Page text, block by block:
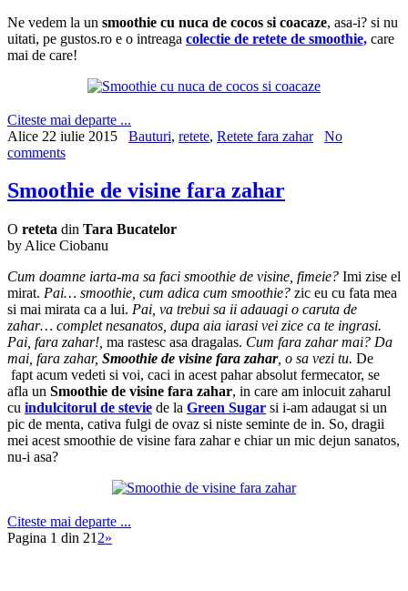
Ne vedem la un smoothie cu nuca de cocos si coacaze, asa-i? si nu
uitati, pe gustos.ro e o intreaga colectie de retete de smoothie, care
mai de care!
Citeste mai departe ...
Alice 22 iulie 2015 Bauturi, retete, Retete fara zahar
No
comments
Smoothie de visine fara zahar
O reteta din Tara Bucatelor
by Alice Ciobanu
Cum doamne iarta-ma sa faci smoothie de visine, fimeie? Imi zise el
mirat. Pai… smoothie, cum adica cum smoothie? zic eu cu fata mea
si mai mirata ca a lui. Pai, va trebui sa ii adauagi o caruta de
zahar… complet nesanatos, dupa aia iarasi vei zice ca te ingrasi.
Pai, fara zahar!, ma rastesc asa dragalas. Cum fara zahar mai? Da
mai, fara zahar, Smoothie de visine fara zahar, o sa vezi tu. De
fapt acum vedeti si voi, caci in acest pahar absolut fermecator, se
afla un Smoothie de visine fara zahar, in care am inlocuit zaharul
cu indulcitorul de stevie de la Green Sugar si i-am adaugat si un
pic de menta, cativa fulgi de ovaz si niste seminte de in. So, dragii
mei acest smoothie de visine fara zahar e chiar un mic dejun sanatos,
nu-i asa?
Citeste mai departe ...
Pagina 1 din 21 2»